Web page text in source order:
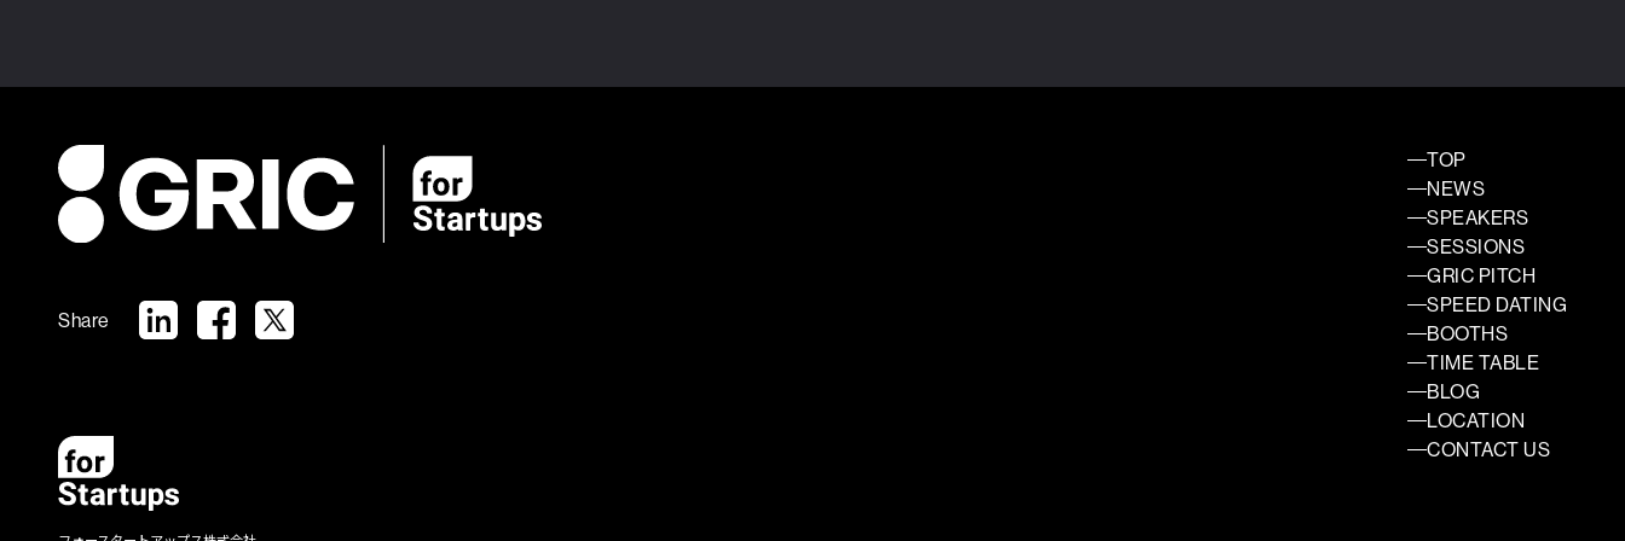
Share
TOP
NEWS
SPEAKERS
SESSIONS
GRIC PITCH
SPEED DATING
BOOTHS
TIME TABLE
BLOG
LOCATION
CONTACT US